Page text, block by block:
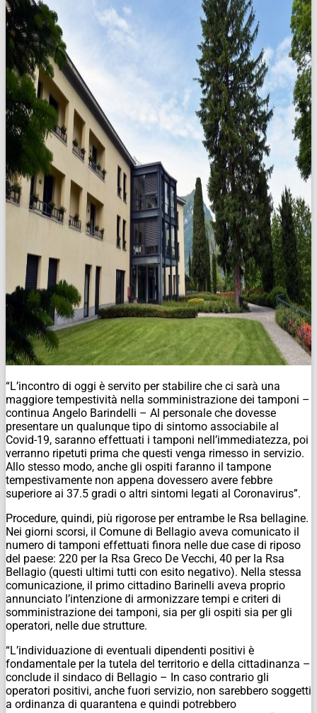
“L’incontro di oggi è servito per stabilire che ci sarà una
maggiore tempestività nella somministrazione dei tamponi –
continua Angelo Barindelli – Al personale che dovesse
presentare un qualunque tipo di sintomo associabile al
Covid-19, saranno effettuati i tamponi nell’immediatezza, poi
verranno ripetuti prima che questi venga rimesso in servizio.
Allo stesso modo, anche gli ospiti faranno il tampone
tempestivamente non appena dovessero avere febbre
superiore ai 37.5 gradi o altri sintomi legati al Coronavirus”.
Procedure, quindi, più rigorose per entrambe le Rsa bellagine.
Nei giorni scorsi, il Comune di Bellagio aveva comunicato il
numero di tamponi effettuati finora nelle due case di riposo
del paese: 220 per la Rsa Greco De Vecchi, 40 per la Rsa
Bellagio (questi ultimi tutti con esito negativo). Nella stessa
comunicazione, il primo cittadino Barinelli aveva proprio
annunciato l’intenzione di armonizzare tempi e criteri di
somministrazione dei tamponi, sia per gli ospiti sia per gli
operatori, nelle due strutture.
“L’individuazione di eventuali dipendenti positivi è
fondamentale per la tutela del territorio e della cittadinanza –
conclude il sindaco di Bellagio – In caso contrario gli
operatori positivi, anche fuori servizio, non sarebbero soggetti
a ordinanza di quarantena e quindi potrebbero